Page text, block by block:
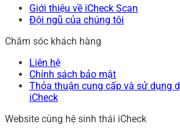
Giới thiệu về iCheck Scan
Đội ngũ của chúng tôi
Chăm sóc khách hàng
Liên hệ
Chính sách bảo mật
Thỏa thuận cung cấp và sử dụng
iCheck
Website cùng hệ sinh thái iCheck